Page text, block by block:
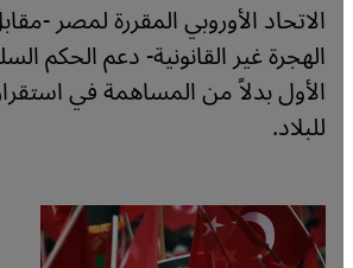
الاتحاد الأوروبي المقررة لمصر -
الهجرة غير القانونية- دعم الحكم
الأول بدلاً من المساهمة في
للبلاد.